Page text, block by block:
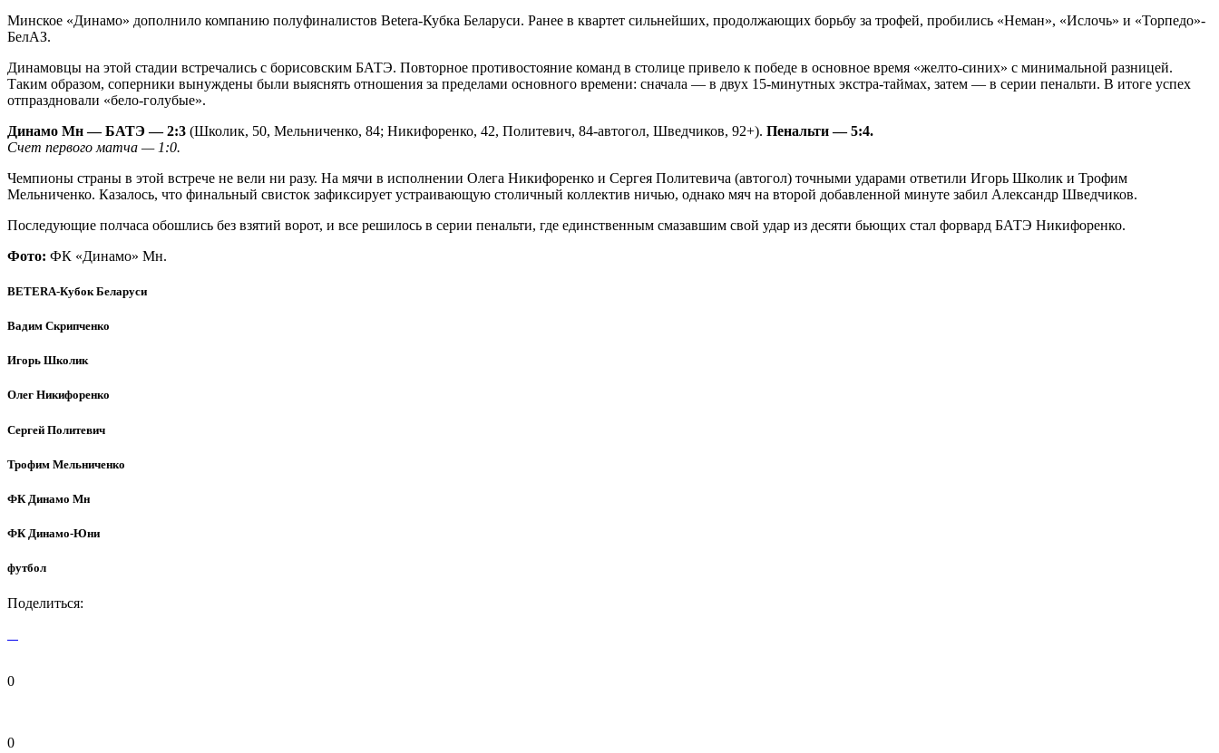
Минское «Динамо» дополнило компанию полуфиналистов Betera-Кубка Беларуси. Ранее в квартет сильнейших, продолжающих борьбу за трофей, пробились «Неман», «Ислочь» и «Торпедо»-
БелАЗ.
Динамовцы на этой стадии встречались с борисовским БАТЭ. Повторное противостояние команд в столице привело к победе в основное время «желто-синих» с минимальной разницей.
Таким образом, соперники вынуждены были выяснять отношения за пределами основного времени: сначала — в двух 15-минутных экстра-таймах, затем — в серии пенальти. В итоге успех
отпраздновали «бело-голубые».
Динамо Мн — БАТЭ — 2:3 (Школик, 50, Мельниченко, 84; Никифоренко, 42, Политевич, 84-автогол, Шведчиков, 92+). Пенальти — 5:4.
Счет первого матча — 1:0.
Чемпионы страны в этой встрече не вели ни разу. На мячи в исполнении Олега Никифоренко и Сергея Политевича (автогол) точными ударами ответили Игорь Школик и Трофим
Мельниченко. Казалось, что финальный свисток зафиксирует устраивающую столичный коллектив ничью, однако мяч на второй добавленной минуте забил Александр Шведчиков.
Последующие полчаса обошлись без взятий ворот, и все решилось в серии пенальти, где единственным смазавшим свой удар из десяти бьющих стал форвард БАТЭ Никифоренко.
Фото: ФК «Динамо» Мн.
BETERA-Кубок Беларуси
Вадим Скрипченко
Игорь Школик
Олег Никифоренко
Сергей Политевич
Трофим Мельниченко
ФК Динамо Мн
ФК Динамо-Юни
футбол
Поделиться:
0
0